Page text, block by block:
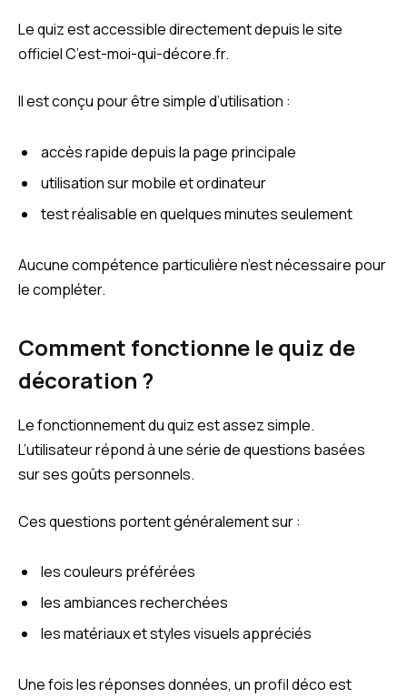
Le quiz est accessible directement depuis le site
officiel C’est-moi-qui-décore.fr.
Il est conçu pour être simple d’utilisation :
accès rapide depuis la page principale
utilisation sur mobile et ordinateur
test réalisable en quelques minutes seulement
Aucune compétence particulière n’est nécessaire pour
le compléter.
Comment fonctionne le quiz de
décoration ?
Le fonctionnement du quiz est assez simple.
L’utilisateur répond à une série de questions basées
sur ses goûts personnels.
Ces questions portent généralement sur :
les couleurs préférées
les ambiances recherchées
les matériaux et styles visuels appréciés
Une fois les réponses données, un profil déco est